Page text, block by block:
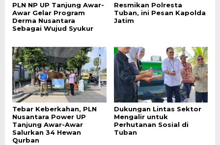
PLN NP UP Tanjung Awar-
Awar Gelar Program
Derma Nusantara
Sebagai Wujud Syukur
Resmikan Polresta
Tuban, ini Pesan Kapolda
Jatim
Tebar Keberkahan, PLN
Nusantara Power UP
Tanjung Awar-Awar
Salurkan 34 Hewan
Qurban
Dukungan Lintas Sektor
Mengalir untuk
Perhutanan Sosial di
Tuban